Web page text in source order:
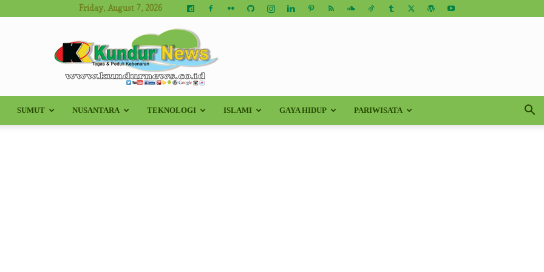
Friday, August 7, 2026
Kundur
SUMUT NUSANTARA TEKNOLOGI ISLAMI GAYA HIDUP PARIWISATA